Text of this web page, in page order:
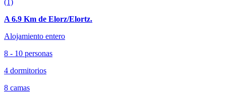
(1)
A 6.9 Km de Elorz/Elortz.
Alojamiento entero
8 - 10 personas
4 dormitorios
8 camas